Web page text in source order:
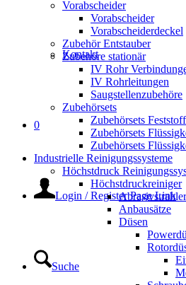
Kontakt
0
Login / Register Page Link
Suche
Vorabscheider
Vorabscheider
Vorabscheiderdeckel
Zubehör Entstauber
Zubehöre stationär
IV Rohr
IV Rohrleitungen
Saugstellenzubehöre
Zubehörsets
Zubehörsets
Zubehörsets
Zubehörsets
Industrielle Reinigungssysteme
Höchstdruck
Höchstdruckreiniger
Abrasivstrahler
Anbausätze
Düsen